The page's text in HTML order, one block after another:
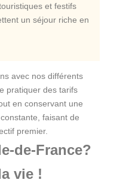
et festifs
un séjour riche en
avec nos différents
pratiquer des tarifs
en conservant une
faisant de
premier.
de-France?
vie !